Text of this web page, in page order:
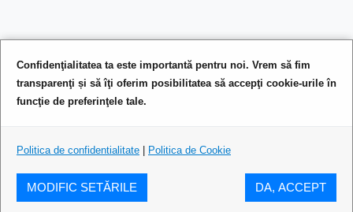
LEGAL DOCUMENTS
Privacy Policy
Terms of Service
Confidenţialitatea ta este importantă pentru noi. Vrem să fim
transparenţi și să îţi oferim posibilitatea să accepţi cookie-urile în
funcţie de preferinţele tale.
Politica de confidentialitate Politica de Cookie
MODIFIC SETĂRILE DA, ACCEPT